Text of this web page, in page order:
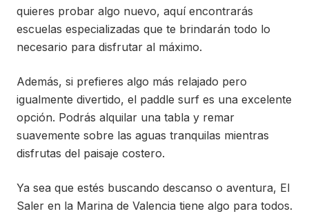
quieres probar algo nuevo, aquí encontrarás
escuelas especializadas que te brindarán todo lo
necesario para disfrutar al máximo.
Además, si prefieres algo más relajado pero
igualmente divertido, el paddle surf es una excelente
opción. Podrás alquilar una tabla y remar
suavemente sobre las aguas tranquilas mientras
disfrutas del paisaje costero.
Ya sea que estés buscando descanso o aventura, El
Saler en la Marina de Valencia tiene algo para todos.